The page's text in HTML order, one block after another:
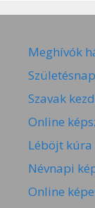
Meghívók
Szavak
Online
Léböjt kúra
Névnapi
Online